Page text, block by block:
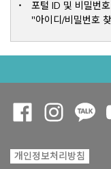
포털 ID 및 비밀번
"아이디/비밀번호
개인정보처리방침
Opens a new
Opens